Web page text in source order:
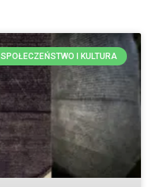
SPOŁECZEŃSTWO I KULTURA